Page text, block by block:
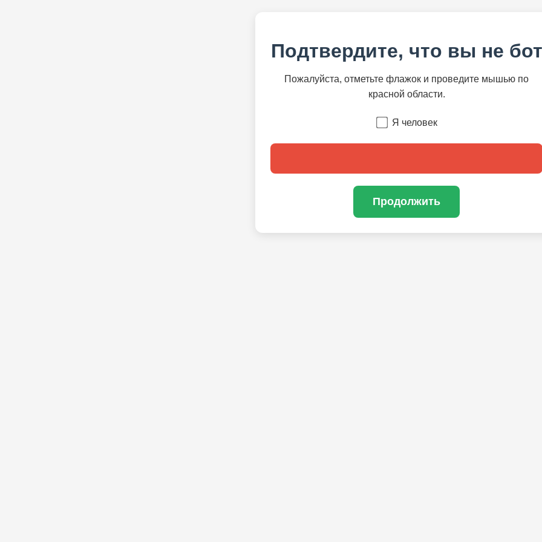
Подтвердите, что вы не бот
Пожалуйста, отметьте флажок и проведите мышью по
красной области.
Я человек
Продолжить